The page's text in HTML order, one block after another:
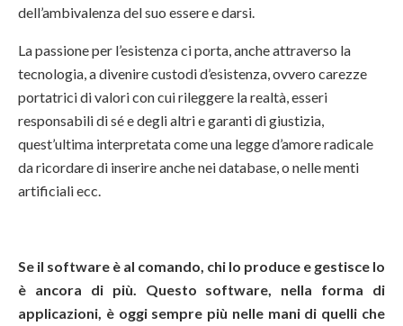
dell’ambivalenza del suo essere e darsi.
La passione per l’esistenza ci porta, anche attraverso la
tecnologia, a divenire custodi d’esistenza, ovvero carezze
portatrici di valori con cui rileggere la realtà, esseri
responsabili di sé e degli altri e garanti di giustizia,
quest’ultima interpretata come una legge d’amore radicale
da ricordare di inserire anche nei database, o nelle menti
artificiali ecc.
Se il software è al comando, chi lo produce e gestisce lo
è ancora di più. Questo software, nella forma di
applicazioni, è oggi sempre più nelle mani di quelli che